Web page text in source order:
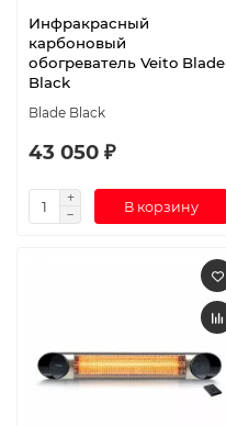
Инфракрасный
карбоновый
обогреватель Veito Blade
Black
Blade Black
43 050 ₽
В корзину